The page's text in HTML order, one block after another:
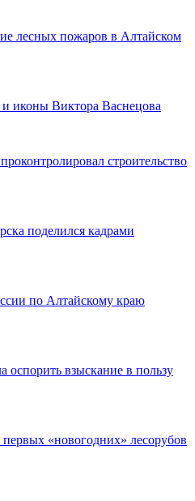
лесных пожаров в Алтайском
иконы Виктора Васнецова
строительство
поделился кадрами
по Алтайскому краю
оспорить взыскание в пользу
«новогодних» лесорубов